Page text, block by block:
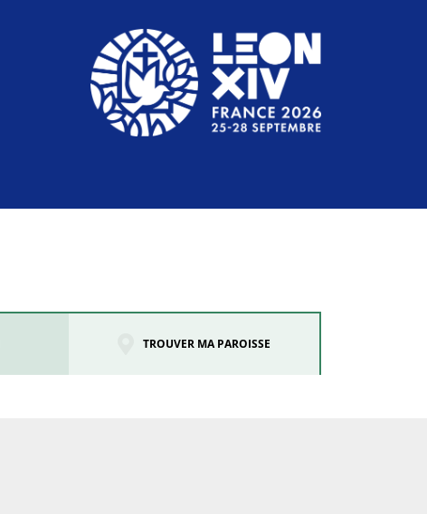
TROUVER MA PAROISSE